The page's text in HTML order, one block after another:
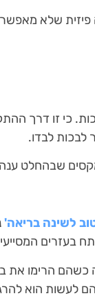
שלא
כי זו דרך
לבכות לבדו.
שבהחלט ענה
לשינה בריאה'
הרימו את
לעשות הוא